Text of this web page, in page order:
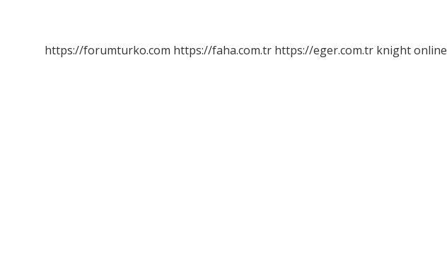
https://forumturko.com https://faha.com.tr https://eger.com.tr knight online